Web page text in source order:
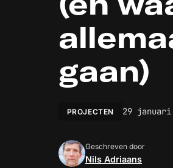
gaan)
PROJECTEN 29 januari
Geschreven door
Nils Adriaans